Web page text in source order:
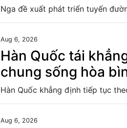
Aug 6, 2026
Hàn Quốc tái
chung sống hòa
Aug 6, 2026